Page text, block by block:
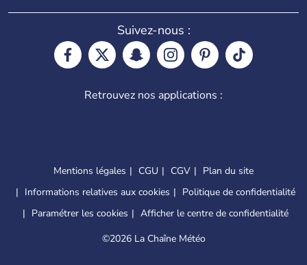
Suivez-nous :
Retrouvez nos applications :
Mentions légales CGU CGV
Plan du site
Informations relatives aux cookies
Politique de confidentialité
Paramétrer les cookies
Afficher le centre de confidentialité
©2026 La Chaîne Météo